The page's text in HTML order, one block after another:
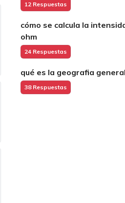
12 Respuestas
cómo se calcula la
ohm
24 Respuestas
qué es la geografia
38 Respuestas